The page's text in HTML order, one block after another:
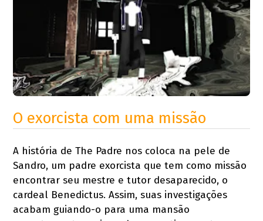
O exorcista com uma missão
A história de The Padre nos coloca na pele de
Sandro, um padre exorcista que tem como missão
encontrar seu mestre e tutor desaparecido, o
cardeal Benedictus. Assim, suas investigações
acabam guiando-o para uma mansão